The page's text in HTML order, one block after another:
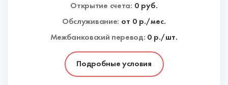
Подробные условия
Открытие счета: 0руб.
Обслуживание: от 0р./мес.
Межбанковский перевод: 0 р./шт.